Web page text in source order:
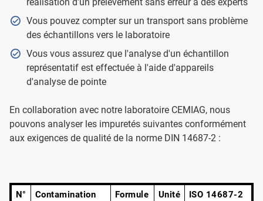
Vous pouvez compter sur un transport sans problème
des échantillons vers le laboratoire
Vous vous assurez que l'analyse d'un échantillon
représentatif est effectuée à l'aide d'appareils
d'analyse de pointe
En collaboration avec notre laboratoire CEMIAG, nous
pouvons analyser les impuretés suivantes conformément
aux exigences de qualité de la norme DIN 14687-2 :
N° Contamination Formule Unité ISO 14687-2